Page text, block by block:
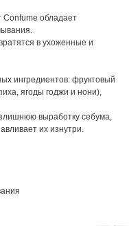
Confume обладает
в ухоженные и
ингредиентов: фруктовый
ягоды годжи и нони),
выработку себума,
их изнутри.